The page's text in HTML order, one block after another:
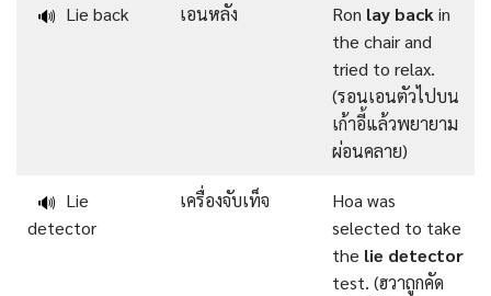
🔊 Lie back เอนหลัง Ron lay back in
the chair and
tried to relax.
(รอนเอนตัวไปบน
เก้าอี้แล้วพยายาม
ผ่อนคลาย)
🔊 Lie
detector
เครื่องจับเท็จ
Hoa was
selected to take
the lie detector
test. (ฮวาถูกคัด